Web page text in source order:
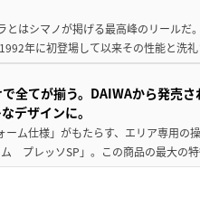
とはシマノが掲げる最高峰のリールだ
年に初登場して以来その性能と洗
全てが揃う。DAIWAから発売
デザインに。
ーム仕様」がもたらす、エリア専用の
プレッソSP」。この商品の最大の